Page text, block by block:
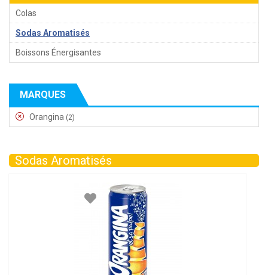
Colas
Sodas Aromatisés
Boissons Énergisantes
MARQUES
Orangina (2)
Sodas Aromatisés